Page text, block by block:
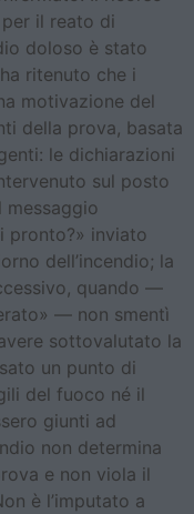
il reato di
doloso è stato
ritenuto che i
motivazione del
della prova, basata
le dichiarazioni
sul posto
messaggio
pronto?» inviato
dell’incendio; la
quando —
— non smentì
sottovalutato la
un punto di
del fuoco né il
giunti ad
non determina
e non viola il
è l’imputato a